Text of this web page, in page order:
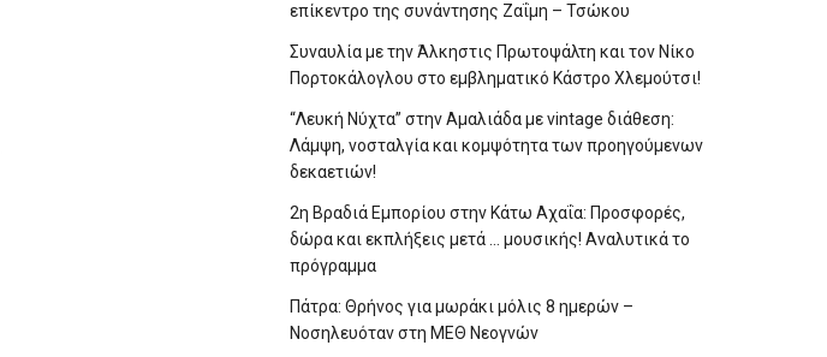
επίκεντρο της συνάντησης Ζαΐμη – Τσώκου
Συναυλία με την Άλκηστις Πρωτοψάλτη και τον Νίκο
Πορτοκάλογλου στο εμβληματικό Κάστρο Χλεμούτσι!
“Λευκή Νύχτα” στην Αμαλιάδα με vintage διάθεση:
Λάμψη, νοσταλγία και κομψότητα των προηγούμενων
δεκαετιών!
2η Βραδιά Εμπορίου στην Κάτω Αχαΐα: Προσφορές,
δώρα και εκπλήξεις μετά … μουσικής! Αναλυτικά το
πρόγραμμα
Πάτρα: Θρήνος για μωράκι μόλις 8 ημερών –
Νοσηλευόταν στη ΜΕΘ Νεογνών